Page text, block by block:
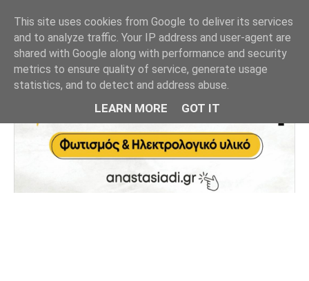
This site uses cookies from Google to deliver its services
and to analyze traffic. Your IP address and user-agent are
shared with Google along with performance and security
metrics to ensure quality of service, generate usage
statistics, and to detect and address abuse.
LEARN MORE GOT IT